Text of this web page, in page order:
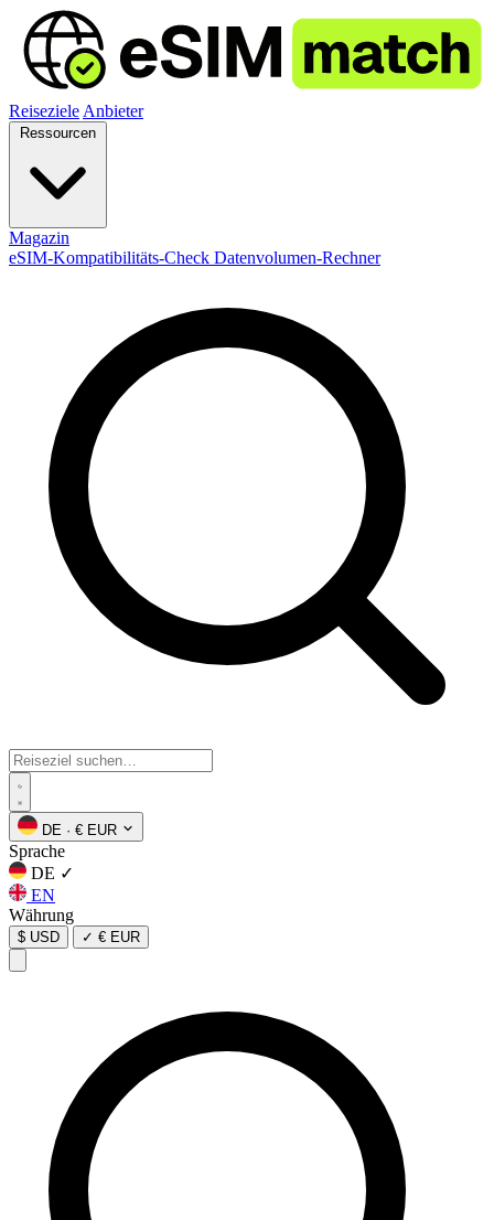
Reiseziele Anbieter
Magazin
eSIM-Kompatibilitäts-Check Datenvolumen-Rechner
DE · € EUR
Sprache
DE ✓
EN
Währung
$ USD ✓ € EUR